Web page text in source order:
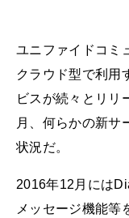
ユニファイドコミ
クラウド型で利用
ビスが続々とリリ
月、何らかの新サ
状況だ。
2016年12月には
メッセージ機能等